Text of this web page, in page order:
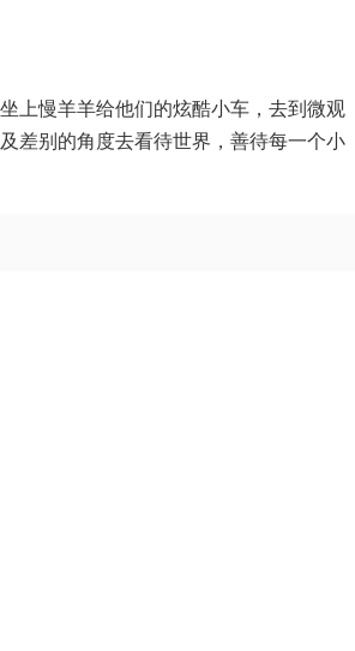
上慢羊羊给他们的炫酷小车，去到微观
差别的角度去看待世界，善待每一个小